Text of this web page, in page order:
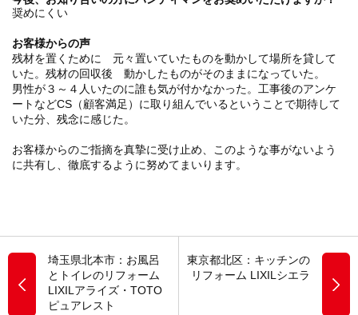
奨めにくい
お客様からの声
残材を置くために 元々置いていたものを動かして場所を貸して
いた。残材の回収後 動かしたものがそのままになっていた。
男性が３～４人いたのに誰も気が付かなかった。工事後のアンケ
ートなどCS（顧客満足）に取り組んでいるということで期待して
いた分、残念に感じた。
お客様からのご指摘を真摯に受け止め、このような事がないよう
に共有し、徹底するように努めてまいります。
埼玉県北本市：お風呂
とトイレのリフォーム
LIXILアライズ・TOTO
ピュアレスト
東京都北区：キッチンの
リフォーム LIXILシエラ